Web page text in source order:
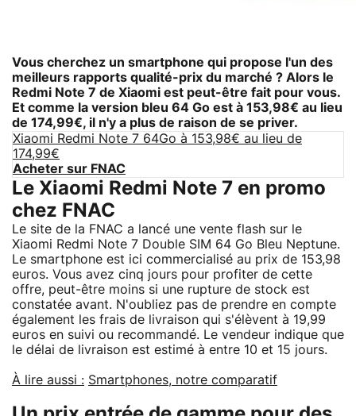
Vous cherchez un smartphone qui propose l'un des
meilleurs rapports qualité-prix du marché ? Alors le
Redmi Note 7 de Xiaomi est peut-être fait pour vous.
Et comme la version bleu 64 Go est à 153,98€ au lieu
de 174,99€, il n'y a plus de raison de se priver.
Xiaomi Redmi Note 7 64Go à 153,98€ au lieu de
174,99€
Acheter sur FNAC
Le Xiaomi Redmi Note 7 en promo
chez FNAC
Le site de la FNAC a lancé une vente flash sur le
Xiaomi Redmi Note 7 Double SIM 64 Go Bleu Neptune.
Le smartphone est ici commercialisé au prix de 153,98
euros. Vous avez cinq jours pour profiter de cette
offre, peut-être moins si une rupture de stock est
constatée avant. N'oubliez pas de prendre en compte
également les frais de livraison qui s'élèvent à 19,99
euros en suivi ou recommandé. Le vendeur indique que
le délai de livraison est estimé à entre 10 et 15 jours.
À lire aussi : Smartphones, notre comparatif